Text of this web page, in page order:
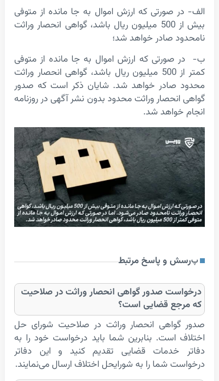
صورتی که ارزش اموال به جا مانده از متوفی
بیش از 500 میلیون ریال باشد، گواهی انحصار وراثت
صادر خواهد شد؛
که ارزش اموال به جا مانده از متوفی
کمتر از 500 میلیون ریال باشد، گواهی انحصار وراثت
صادر خواهد شد. شایان ذکر است که صدور
وراثت محدود بدون نشر آگهی در روزنامه
شد.
و پاسخ مرتبط
صدور گواهی انحصار وراثت در صلاحیت
قضایی است؟
انحصار وراثت در صلاحیت شورای حل
است. بنابرین شما باید درخواست خود را به
خدمات قضایی تقدیم کنید و این دفاتر
شما را به شورایحل اختلاف ارسال می‌نمایند.